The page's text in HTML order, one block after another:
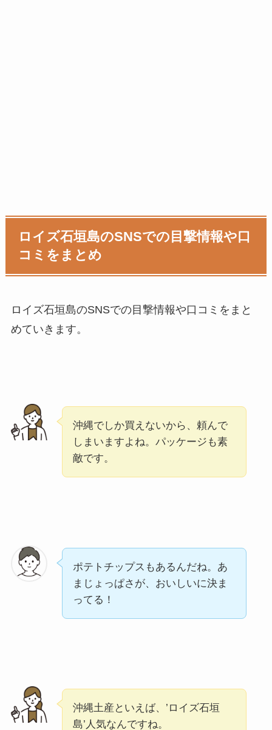
ロイズ石垣島のSNSでの目撃情報や口
コミをまとめ
ロイズ石垣島のSNSでの目撃情報や口コミをまと
めていきます。
沖縄でしか買えないから、頼んで
しまいますよね。パッケージも素
敵です。
ポテトチップスもあるんだね。あ
まじょっぱさが、おいしいに決ま
ってる！
沖縄土産といえば、’ロイズ石垣
島’人気なんですね。